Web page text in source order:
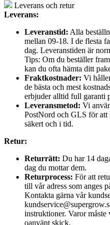
Leverans och retur
Leverans:
Leveranstid: Alla
mellan 09-18. I de flesta
dag. Leveranstiden är
Tips: Om du beställer
kan du ofta hämta ditt
Fraktkostnader: Vi
de bästa och mest
erbjuder alltid full garanti
Leveransmetod: Vi
PostNord och GLS för att
säkert och i tid.
Retur:
Returrätt: Du har 14
dag du mottar dem.
Returprocess: För att
till vår adress som anges
Kontakta gärna vår
instruktioner. Varor
oanvänt skick.